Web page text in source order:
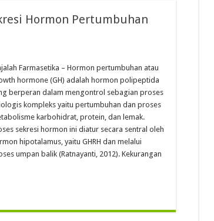
Hormon Pertumbuhan
Farmasetika – Hormon pertumbuhan atau
hormone (GH) adalah hormon polipeptida
berperan dalam mengontrol sebagian proses
kompleks yaitu pertumbuhan dan proses
karbohidrat, protein, dan lemak.
sekresi hormon ini diatur secara sentral oleh
hipotalamus, yaitu GHRH dan melalui
umpan balik (Ratnayanti, 2012). Kekurangan